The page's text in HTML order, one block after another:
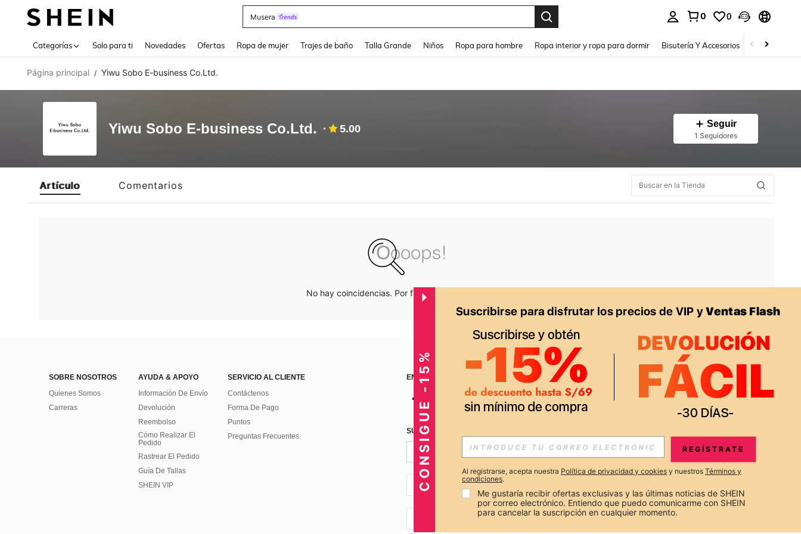
Musera
0 0
Categorías Solo para ti Novedades Ofertas Ropa de mujer Trajes de baño Talla Grande Niños Ropa para hombre Ropa interior y ropa para dormir Bisutería Y Accesorios Zapatos
Página principal / Yiwu Sobo E-business Co.Ltd.
Yiwu Sobo E-business Co.Ltd. 5.00 Seguir
1 Seguidores
Artículo Comentarios
No hay coincidencias. Por favor inténtalo de nuevo.
SOBRE NOSOTROS
Quienes Somos
Carreras
AYUDA & APOYO
Información De Envío
Devolución
Reembolso
Cómo Realizar El
Pedido
Rastrear El Pedido
Guía De Tallas
SHEIN VIP
SERVICIO AL CLIENTE
Contáctenos
Forma De Pago
Puntos
Preguntas Frecuentes
ENCUÉNTRANOS EN APP
SUSCRÍBETE PARA RECIBIR OFERTAS EXCLUSIVAS, PROMOCIONES Y NOTICIAS DE SHEIN
Suscribir
PE + 51
CONSIGUE -15% REGÍSTRATE
Al registrarse, acepta nuestra Política de privacidad y cookies y nuestros Términos y
condiciones.
Me gustaría recibir ofertas exclusivas y las últimas noticias de SHEIN
por correo electrónico. Entiendo que puedo comunicarme con SHEIN
para cancelar la suscripción en cualquier momento.